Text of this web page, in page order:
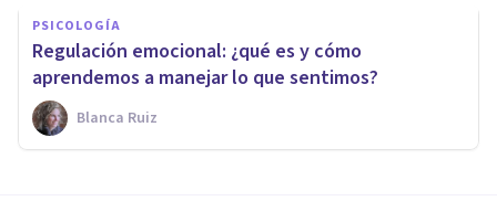
PSICOLOGÍA
Regulación emocional: ¿qué es y cómo
aprendemos a manejar lo que sentimos?
Blanca Ruiz